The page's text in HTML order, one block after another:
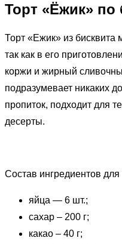
Торт «Ёжик» по
Торт «Ежик» из бисквита
так как в его
коржи и жирный
подразумевает никаких
пропиток, подходит для
десерты.
Состав ингредиентов для
яйца — 6 шт.;
сахар – 200 г;
какао – 40 г;